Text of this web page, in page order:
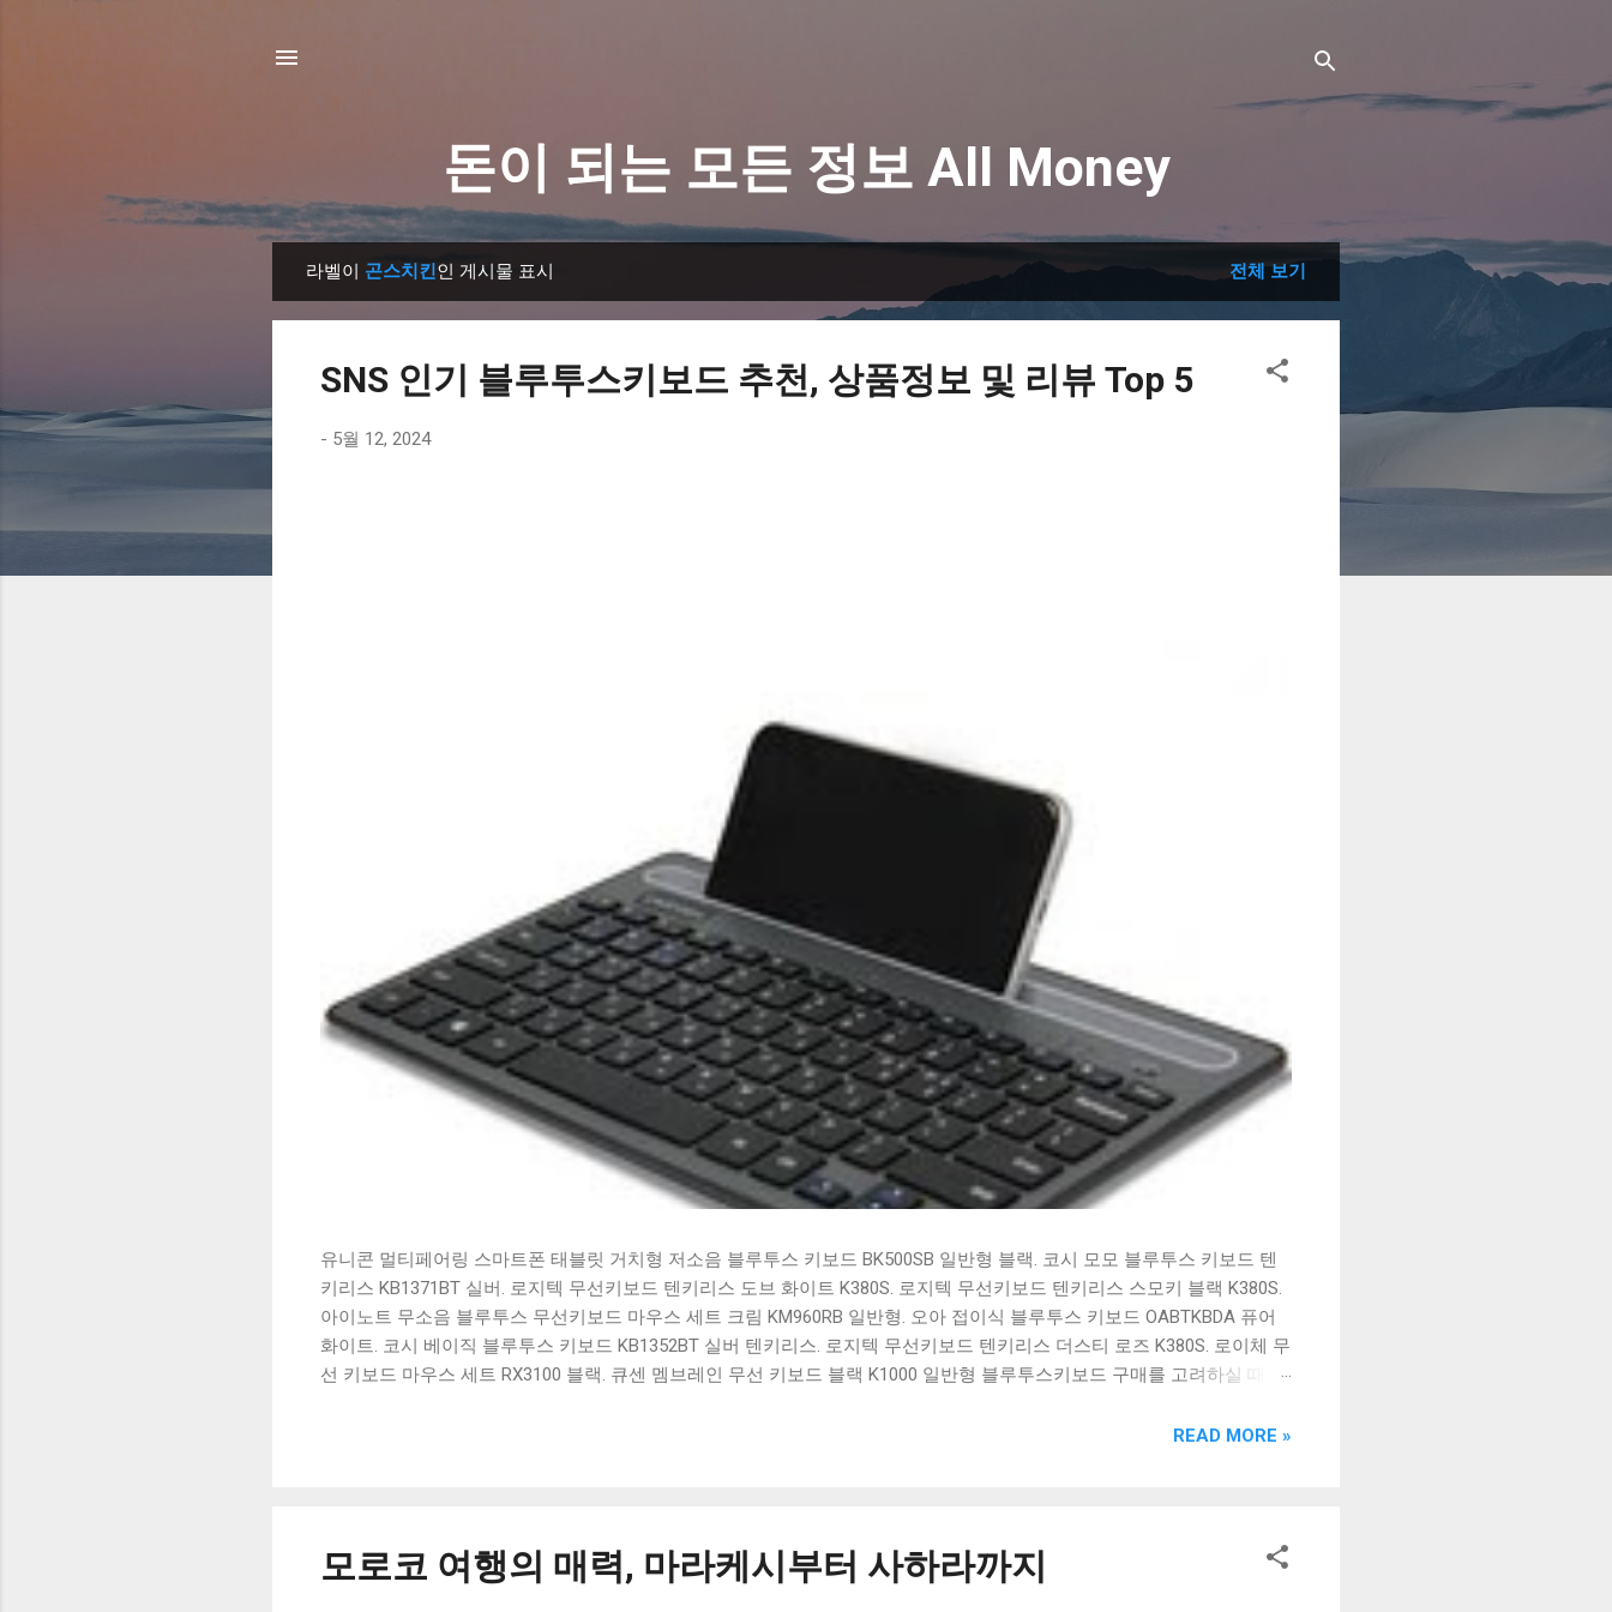
돈이 되는 모든 정보 All Money
라벨이 곤스치킨인 게시물 표시 전체 보기
SNS 인기 블루투스키보드 추천, 상품정보 및 리뷰 Top 5
- 5월 12, 2024
유니콘 멀티페어링 스마트폰 태블릿 거치형 저소음 블루투스 키보드 BK500SB 일반형 블랙. 코시 모모 블루투스 키보드 텐
키리스 KB1371BT 실버. 로지텍 무선키보드 텐키리스 도브 화이트 K380S. 로지텍 무선키보드 텐키리스 스모키 블랙 K380S.
아이노트 무소음 블루투스 무선키보드 마우스 세트 크림 KM960RB 일반형. 오아 접이식 블루투스 키보드 OABTKBDA 퓨어
화이트. 코시 베이직 블루투스 키보드 KB1352BT 실버 텐키리스. 로지텍 무선키보드 텐키리스 더스티 로즈 K380S. 로이체 무
선 키보드 마우스 세트 RX3100 블랙. 큐센 멤브레인 무선 키보드 블랙 K1000 일반형 블루투스키보드 구매를 고려하실 때, 추
상품 하나를 사더라도 종류도 많고, 가격도 다양해서 결정이 많이 어려우시죠? 특히 블루투스키보드 같은 상품을 고를 때는
READ MORE »
모로코 여행의 매력, 마라케시부터 사하라까지